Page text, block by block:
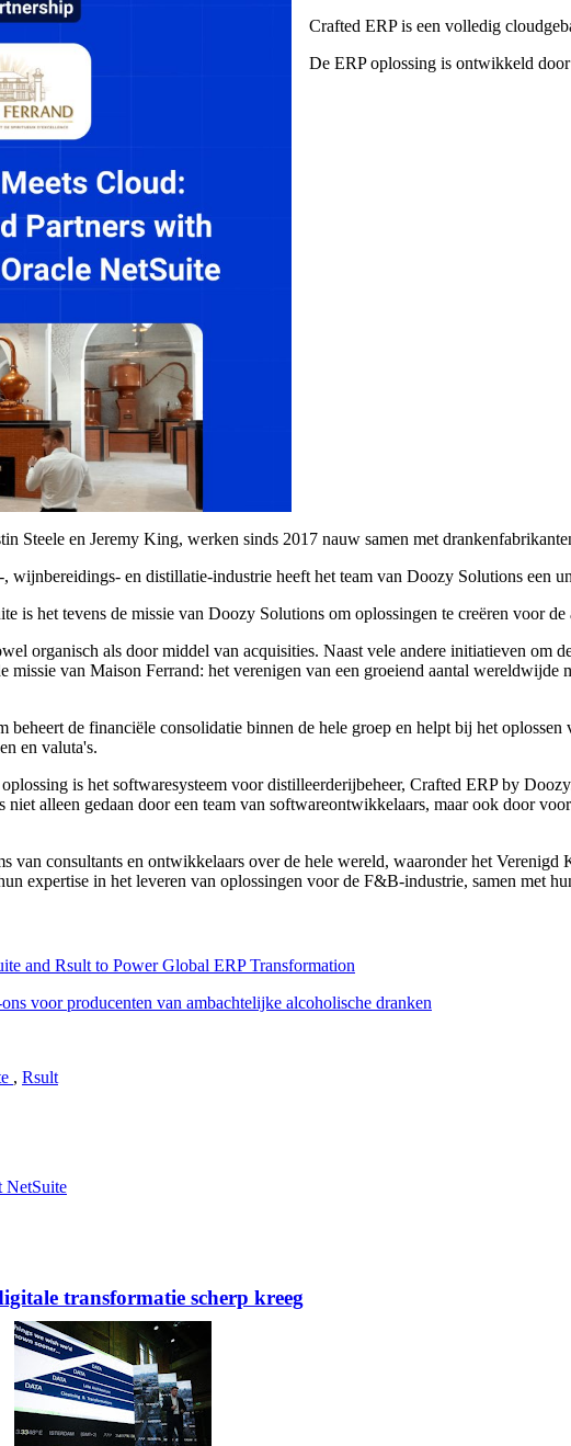
Crafted ERP is een volledig
De ERP oplossing is ontwikkeld
Steele en Jeremy King, werken sinds 2017 nauw samen met
en distillatie-industrie heeft het team van Doozy Solutions een
is het tevens de missie van Doozy Solutions om oplossingen te creëren voor
organisch als door middel van acquisities. Naast vele andere initiatieven
missie van Maison Ferrand: het verenigen van een groeiend aantal
de financiële consolidatie binnen de hele groep en helpt bij het
en valuta's.
is het softwaresysteem voor distilleerderijbeheer, Crafted ERP by
alleen gedaan door een team van softwareontwikkelaars, maar ook door
van consultants en ontwikkelaars over de hele wereld, waaronder het
expertise in het leveren van oplossingen voor de F&B-industrie, samen met
and Rsult to Power Global ERP Transformation
voor producenten van ambachtelijke alcoholische dranken
, Rsult
NetSuite
transformatie scherp kreeg